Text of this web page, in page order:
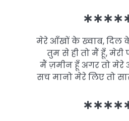
मेरे आँखों के ख्वाब, दिल
तुम से ही तो मैं हूँ, मेरी
मैं ज़मीन हूँ अगर तो मेरे
सच मानो मेरे लिए तो